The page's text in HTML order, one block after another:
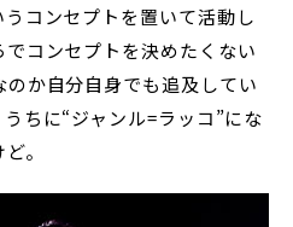
コンセプトを置いて活動し
コンセプトを決めたくない
か自分自身でも追及してい
ちに“ジャンル=ラッコ”にな
。